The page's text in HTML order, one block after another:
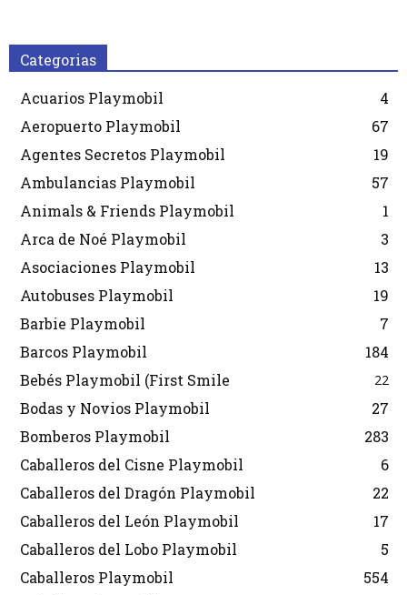
Categorias
Acuarios Playmobil
4
Aeropuerto Playmobil
67
Agentes Secretos Playmobil
19
Ambulancias Playmobil
57
Animals & Friends Playmobil
1
Arca de Noé Playmobil
3
Asociaciones Playmobil
13
Autobuses Playmobil
19
Barbie Playmobil
7
Barcos Playmobil
184
Bebés Playmobil (First Smile
22
Bodas y Novios Playmobil
27
Bomberos Playmobil
283
Caballeros del Cisne Playmobil
6
Caballeros del Dragón Playmobil
22
Caballeros del León Playmobil
17
Caballeros del Lobo Playmobil
5
Caballeros Playmobil
554